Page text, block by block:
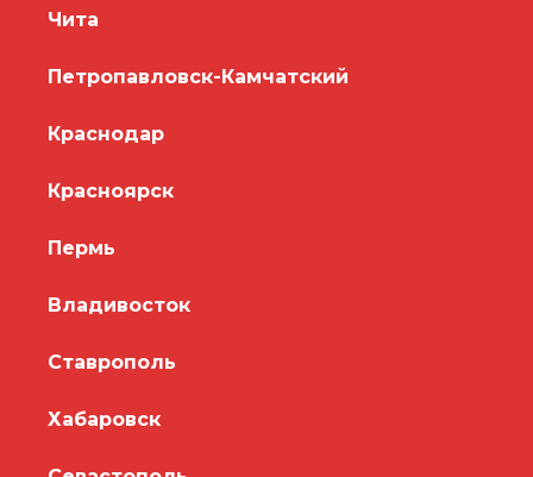
Чита
Петропавловск-Камчатский
Краснодар
Красноярск
Пермь
Владивосток
Ставрополь
Хабаровск